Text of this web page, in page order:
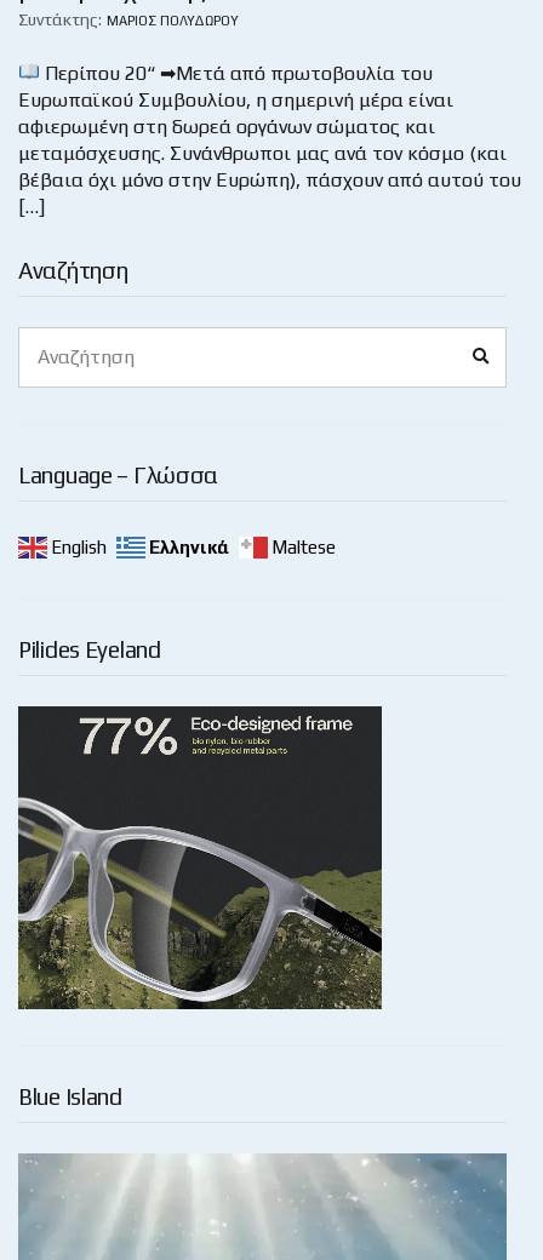
Αναζήτηση
for:
Language – Γλώσσα
English Ελληνικά Maltese
Pilides Eyeland
Blue Island
Συντάκτης: ΜΆΡΙΟΣ ΠΟΛΥΔΏΡΟΥ
Περίπου 20“ ➡Μετά από πρωτοβουλία του
Ευρωπαϊκού Συμβουλίου, η σημερινή μέρα είναι
αφιερωμένη στη δωρεά οργάνων σώματος και
μεταμόσχευσης. Συνάνθρωποι μας ανά τον κόσμο (και
βέβαια όχι μόνο στην Ευρώπη), πάσχουν από αυτού του
[…]